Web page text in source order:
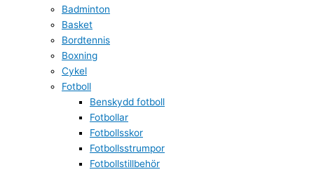
Badminton
Basket
Bordtennis
Boxning
Cykel
Fotboll
Benskydd fotboll
Fotbollar
Fotbollsskor
Fotbollsstrumpor
Fotbollstillbehör